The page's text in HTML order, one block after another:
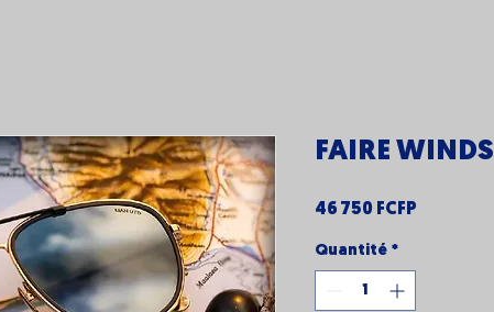
FAIRE WINDS
46 750 FCFP
Quantité *